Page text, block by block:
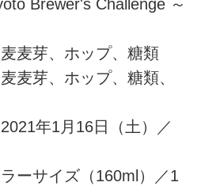
Challenge ～
麦芽、ホップ、糖類
、ホップ、糖類、
年1月16日（土）／
ーサイズ（160ml）／1